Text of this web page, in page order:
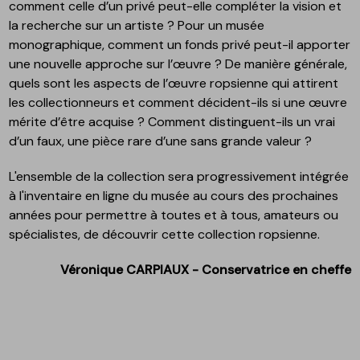
comment celle d’un privé peut-elle compléter la vision et
la recherche sur un artiste ? Pour un musée
monographique, comment un fonds privé peut-il apporter
une nouvelle approche sur l’œuvre ? De manière générale,
quels sont les aspects de l’œuvre ropsienne qui attirent
les collectionneurs et comment décident-ils si une œuvre
mérite d’être acquise ? Comment distinguent-ils un vrai
d’un faux, une pièce rare d’une sans grande valeur ?
L'ensemble de la collection sera progressivement intégrée
à l'inventaire en ligne du musée au cours des prochaines
années pour permettre à toutes et à tous, amateurs ou
spécialistes, de découvrir cette collection ropsienne.
Véronique CARPIAUX - Conservatrice en cheffe